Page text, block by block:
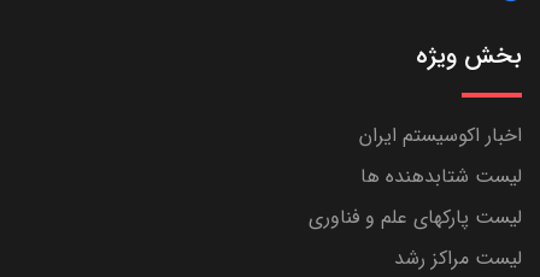
بخش ویژه
اخبار اکوسیستم ایران
لیست شتابدهنده ها
لیست پارکهای علم و فناوری
لیست مراکز رشد